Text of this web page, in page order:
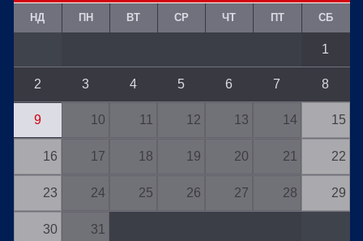
НД ПН ВТ СР ЧТ ПТ СБ
1
2 3 4 5 6 7 8
9 10 11 12 13 14 15
16 17 18 19 20 21 22
23 24 25 26 27 28 29
30 31